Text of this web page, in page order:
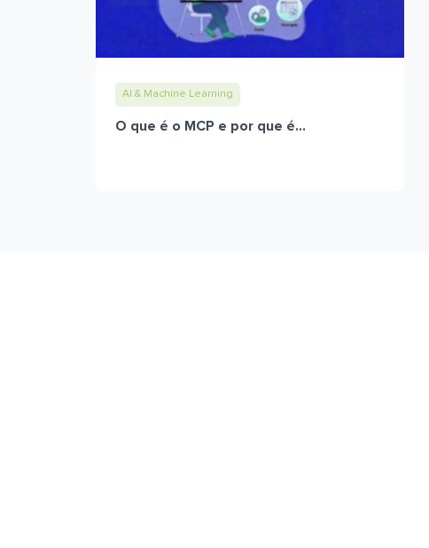
AI & Machine Learning
O que é o MCP e por que é...